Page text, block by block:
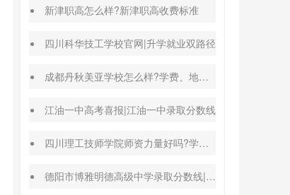
新津职高怎么样?新津职高收费标准
四川科华技工学校官网|升学就业双路径
成都丹秋美亚学校怎么样?学费、地址、办学特色汇总
江油一中高考喜报|江油一中录取分数线
四川理工技师学院师资力量好吗?学校地址在哪里
德阳市博雅明德高级中学录取分数线|德阳中考普高参考